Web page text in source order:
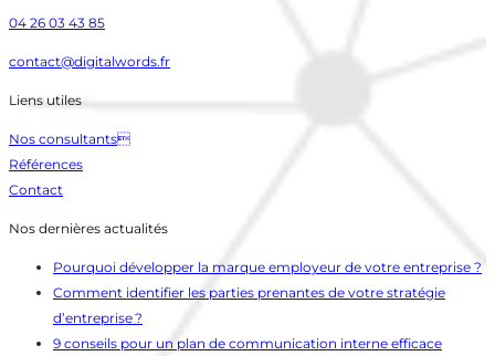
04 26 03 43 85
contact@digitalwords.fr
Liens utiles
Nos consultants
Références
Contact
Nos dernières actualités
Pourquoi développer la marque employeur de votre entreprise ?
Comment identifier les parties prenantes de votre stratégie
d’entreprise ?
9 conseils pour un plan de communication interne efficace